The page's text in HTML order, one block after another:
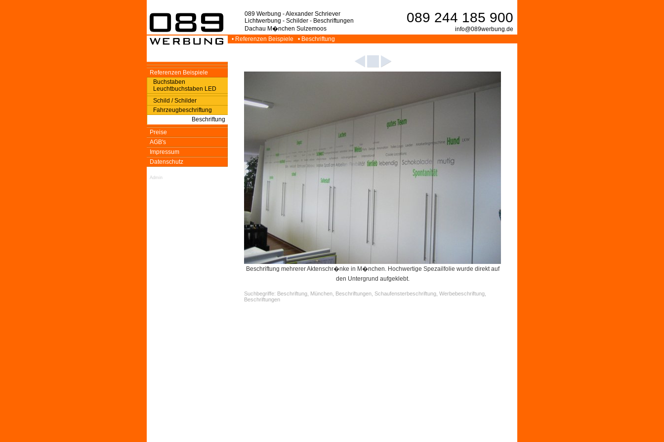
• Referenzen Beispiele • Beschriftung
Referenzen Beispiele
Buchstaben
Leuchtbuchstaben LED
Schild / Schilder
Fahrzeugbeschriftung
Beschriftung
Preise
AGB's
Impressum
Datenschutz
Admin
089 Werbung - Alexander Schriever
Lichtwerbung - Schilder - Beschriftungen
Dachau M�nchen Sulzemoos
089 244 185 900
info@089werbung.de
Beschriftung mehrerer Aktenschr�nke in M�nchen. Hochwertige Spezailfolie wurde direkt auf
den Untergrund aufgeklebt.
Suchbegriffe: Beschriftung, München, Beschriftungen, Schaufensterbeschriftung, Werbebeschriftung,
Beschriftungen